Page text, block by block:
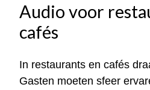
Audio voor
cafés
In restaurants en cafés
Gasten moeten sfeer